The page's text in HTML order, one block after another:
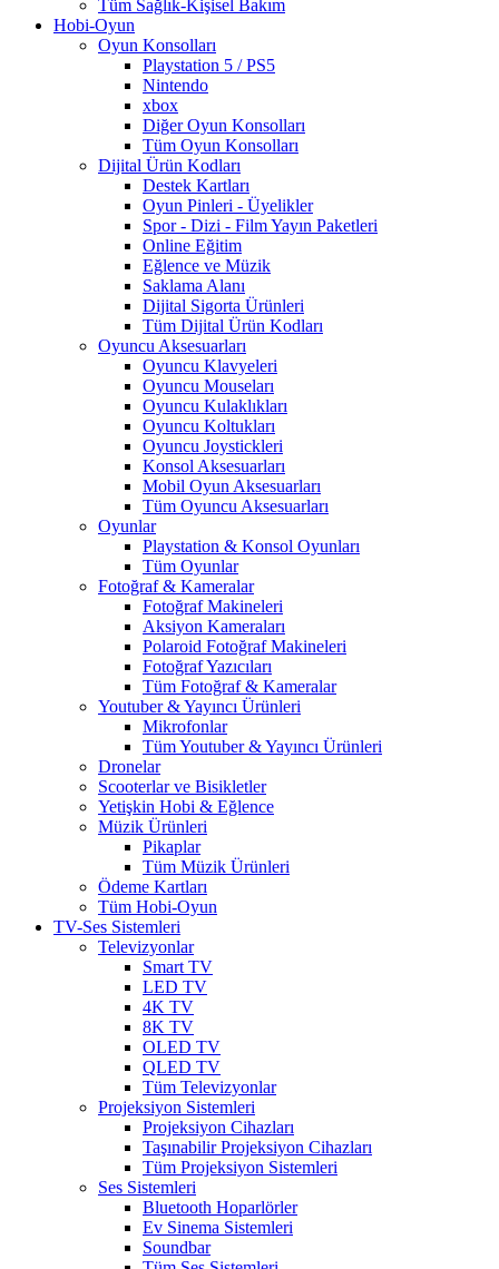
Tüm Sağlık-Kişisel Bakım
Hobi-Oyun
Oyun Konsolları
Playstation 5 / PS5
Nintendo
xbox
Diğer Oyun Konsolları
Tüm Oyun Konsolları
Dijital Ürün Kodları
Destek Kartları
Oyun Pinleri - Üyelikler
Spor - Dizi - Film Yayın Paketleri
Online Eğitim
Eğlence ve Müzik
Saklama Alanı
Dijital Sigorta Ürünleri
Tüm Dijital Ürün Kodları
Oyuncu Aksesuarları
Oyuncu Klavyeleri
Oyuncu Mouseları
Oyuncu Kulaklıkları
Oyuncu Koltukları
Oyuncu Joystickleri
Konsol Aksesuarları
Mobil Oyun Aksesuarları
Tüm Oyuncu Aksesuarları
Oyunlar
Playstation & Konsol Oyunları
Tüm Oyunlar
Fotoğraf & Kameralar
Fotoğraf Makineleri
Aksiyon Kameraları
Polaroid Fotoğraf Makineleri
Fotoğraf Yazıcıları
Tüm Fotoğraf & Kameralar
Youtuber & Yayıncı Ürünleri
Mikrofonlar
Tüm Youtuber & Yayıncı Ürünleri
Dronelar
Scooterlar ve Bisikletler
Yetişkin Hobi & Eğlence
Müzik Ürünleri
Pikaplar
Tüm Müzik Ürünleri
Ödeme Kartları
Tüm Hobi-Oyun
TV-Ses Sistemleri
Televizyonlar
Smart TV
LED TV
4K TV
8K TV
OLED TV
QLED TV
Tüm Televizyonlar
Projeksiyon Sistemleri
Projeksiyon Cihazları
Taşınabilir Projeksiyon Cihazları
Tüm Projeksiyon Sistemleri
Ses Sistemleri
Bluetooth Hoparlörler
Ev Sinema Sistemleri
Soundbar